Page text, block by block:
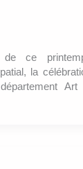
de ce
la
Art